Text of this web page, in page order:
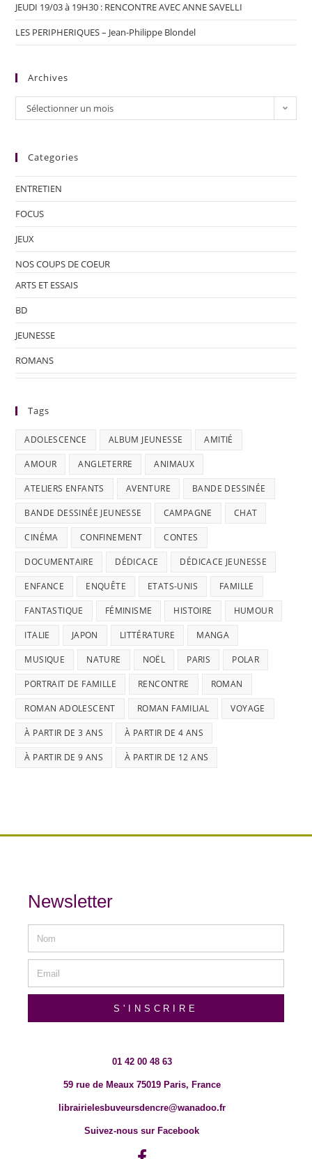
JEUDI 19/03 à 19H30 : RENCONTRE AVEC ANNE SAVELLI
LES PERIPHERIQUES – Jean-Philippe Blondel
Archives
Sélectionner un mois
Categories
ENTRETIEN
FOCUS
JEUX
NOS COUPS DE COEUR
ARTS ET ESSAIS
BD
JEUNESSE
ROMANS
Tags
ADOLESCENCE ALBUM JEUNESSE AMITIÉ
AMOUR ANGLETERRE ANIMAUX
ATELIERS ENFANTS AVENTURE BANDE DESSINÉE
BANDE DESSINÉE JEUNESSE CAMPAGNE CHAT
CINÉMA CONFINEMENT CONTES
DOCUMENTAIRE DÉDICACE DÉDICACE JEUNESSE
ENFANCE ENQUÊTE ETATS-UNIS FAMILLE
FANTASTIQUE FÉMINISME HISTOIRE HUMOUR
ITALIE JAPON LITTÉRATURE MANGA
MUSIQUE NATURE NOËL PARIS POLAR
PORTRAIT DE FAMILLE RENCONTRE ROMAN
ROMAN ADOLESCENT ROMAN FAMILIAL VOYAGE
À PARTIR DE 3 ANS À PARTIR DE 4 ANS
À PARTIR DE 9 ANS À PARTIR DE 12 ANS
Newsletter
S'INSCRIRE
01 42 00 48 63
59 rue de Meaux 75019 Paris, France
librairielesbuveursdencre@wanadoo.fr
Suivez-nous sur Facebook